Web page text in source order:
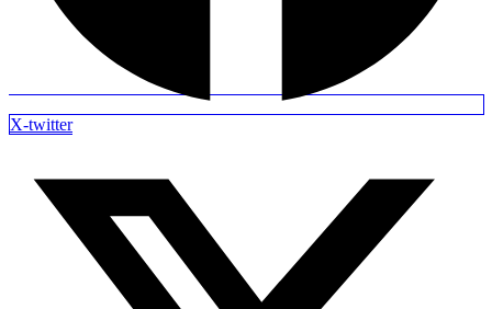
X-twitter